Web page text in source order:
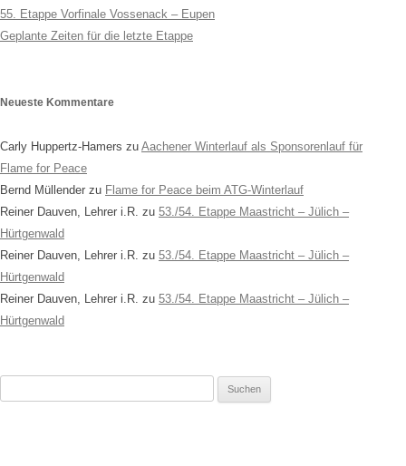
55. Etappe Vorfinale Vossenack – Eupen
Geplante Zeiten für die letzte Etappe
Neueste Kommentare
Carly Huppertz-Hamers zu Aachener Winterlauf als Sponsorenlauf für
Flame for Peace
Bernd Müllender zu Flame for Peace beim ATG-Winterlauf
Reiner Dauven, Lehrer i.R. zu 53./54. Etappe Maastricht – Jülich –
Hürtgenwald
Reiner Dauven, Lehrer i.R. zu 53./54. Etappe Maastricht – Jülich –
Hürtgenwald
Reiner Dauven, Lehrer i.R. zu 53./54. Etappe Maastricht – Jülich –
Hürtgenwald